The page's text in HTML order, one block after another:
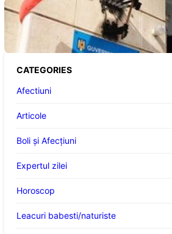
Investiția Ministerului
milioane de lei pentru
sistemului sanitar din
CATEGORIES
Afectiuni
Articole
Boli și Afecțiuni
Expertul zilei
Horoscop
Leacuri babesti/naturiste